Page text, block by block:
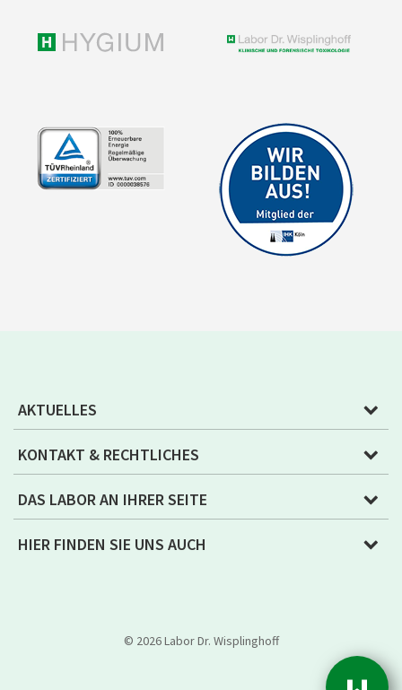
AKTUELLES
KONTAKT & RECHTLICHES
DAS LABOR AN IHRER SEITE
HIER FINDEN SIE UNS AUCH
© 2026 Labor Dr. Wisplinghoff